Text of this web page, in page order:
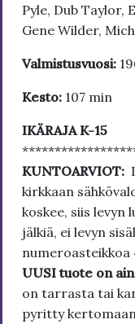
Pyle, Dub Taylor,
Gene Wilder,
Valmistusvuosi:
Kesto: 107 min
IKÄRAJA K-15
KUNTOARVIOT:
kirkkaan
koskee, siis levyn
jälkiä, ei levyn
UUSI tuote on
on tarrasta tai
pyritty